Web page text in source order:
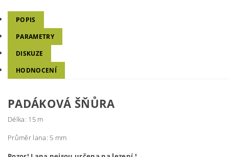
POPIS
PARAMETRY
DISKUZE
HODNOCENÍ
PADÁKOVÁ ŠŇŮRA
Délka: 15 m
Průměr lana: 5 mm